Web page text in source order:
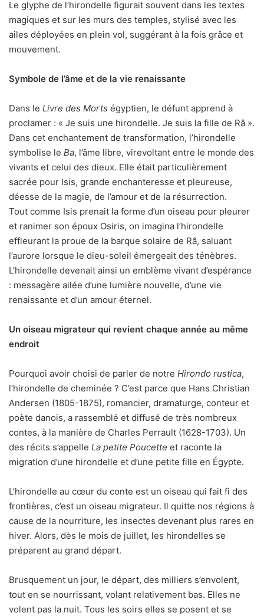
Le glyphe de l’hirondelle figurait souvent dans les textes
magiques et sur les murs des temples, stylisé avec les
ailes déployées en plein vol, suggérant à la fois grâce et
mouvement.
Symbole de l’âme et de la vie renaissante
Dans le Livre des Morts égyptien, le défunt apprend à
proclamer : « Je suis une hirondelle. Je suis la fille de Râ ».
Dans cet enchantement de transformation, l’hirondelle
symbolise le Ba, l’âme libre, virevoltant entre le monde des
vivants et celui des dieux. Elle était particulièrement
sacrée pour Isis, grande enchanteresse et pleureuse,
déesse de la magie, de l’amour et de la résurrection.
Tout comme Isis prenait la forme d’un oiseau pour pleurer
et ranimer son époux Osiris, on imagina l’hirondelle
effleurant la proue de la barque solaire de Râ, saluant
l’aurore lorsque le dieu-soleil émergeait des ténèbres.
L’hirondelle devenait ainsi un emblème vivant d’espérance
: messagère ailée d’une lumière nouvelle, d’une vie
renaissante et d’un amour éternel.
Un oiseau migrateur qui revient chaque année au même
endroit
Pourquoi avoir choisi de parler de notre Hirondo rustica,
l’hirondelle de cheminée ? C’est parce que Hans Christian
Andersen (1805-1875), romancier, dramaturge, conteur et
poète danois, a rassemblé et diffusé de très nombreux
contes, à la manière de Charles Perrault (1628-1703). Un
des récits s’appelle La petite Poucette et raconte la
migration d’une hirondelle et d’une petite fille en Égypte.
L’hirondelle au cœur du conte est un oiseau qui fait fi des
frontières, c’est un oiseau migrateur. Il quitte nos régions à
cause de la nourriture, les insectes devenant plus rares en
hiver. Alors, dès le mois de juillet, les hirondelles se
préparent au grand départ.
Brusquement un jour, le départ, des milliers s’envolent,
tout en se nourrissant, volant relativement bas. Elles ne
volent pas la nuit. Tous les soirs elles se posent et se